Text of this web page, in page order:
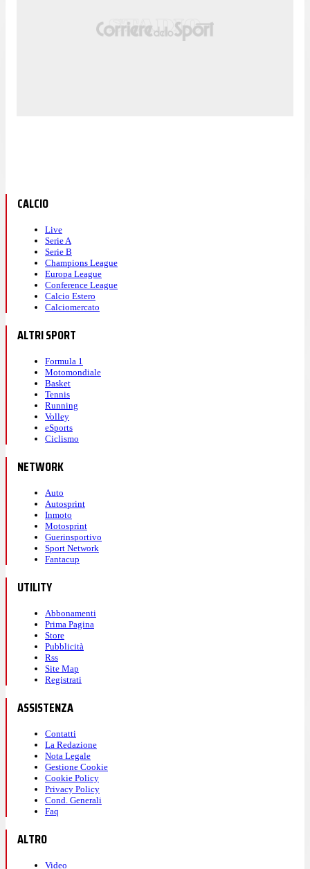
CALCIO
Live
Serie A
Serie B
Champions League
Europa League
Conference League
Calcio Estero
Calciomercato
ALTRI SPORT
Formula 1
Motomondiale
Basket
Tennis
Running
Volley
eSports
Ciclismo
NETWORK
Auto
Autosprint
Inmoto
Motosprint
Guerinsportivo
Sport Network
Fantacup
UTILITY
Abbonamenti
Prima Pagina
Store
Pubblicità
Rss
Site Map
Registrati
ASSISTENZA
Contatti
La Redazione
Nota Legale
Gestione Cookie
Cookie Policy
Privacy Policy
Cond. Generali
Faq
ALTRO
Video